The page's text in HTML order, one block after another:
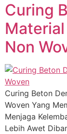
Curing
Non
Curing Beton
Woven Yang
Menjaga
Lebih Awet